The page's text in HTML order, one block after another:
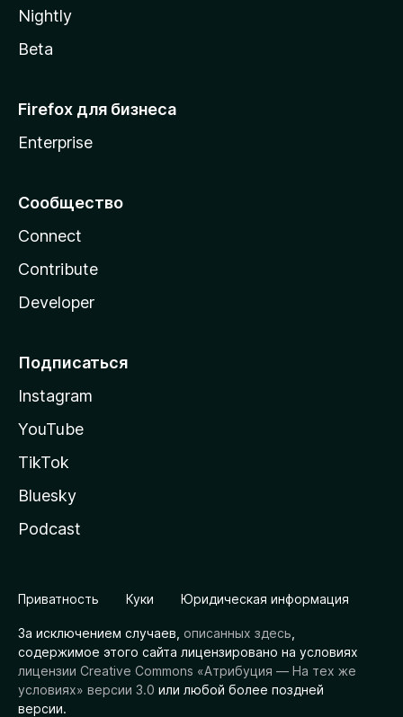
Nightly
Beta
Firefox для бизнеса
Enterprise
Сообщество
Connect
Contribute
Developer
Подписаться
Instagram
YouTube
TikTok
Bluesky
Podcast
Приватность Куки Юридическая информация
За исключением случаев, описанных здесь
содержимое этого сайта лицензировано на условиях
лицензии Creative Commons «Атрибуция — На тех же
условиях» версии 3.0 или любой более поздней
версии.